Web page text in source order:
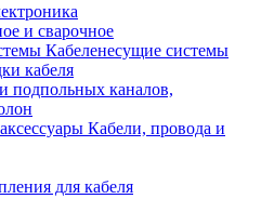
и сварочное
Кабеленесущие системы
кабеля
подпольных каналов,
Кабели, провода и
для кабеля